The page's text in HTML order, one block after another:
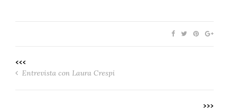
<<<
Entrevista con Laura Crespi
>>>